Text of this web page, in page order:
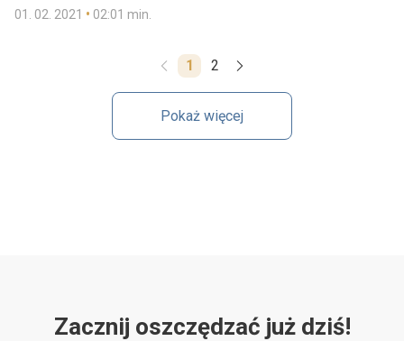
01. 02. 2021 • 02:01 min.
1 2
Pokaż więcej
Zacznij oszczędzać już dziś!